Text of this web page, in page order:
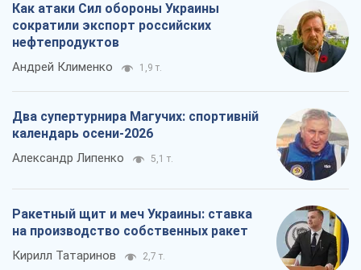
Как атаки Сил обороны Украины
сократили экспорт российских
нефтепродуктов
Андрей Клименко 1,9 т.
Два супертурнира Магучих: спортивній
календарь осени-2026
Александр Липенко 5,1 т.
Ракетный щит и меч Украины: ставка
на производство собственных ракет
Кирилл Татаринов 2,7 т.